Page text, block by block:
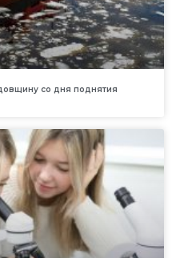
со дня поднятия